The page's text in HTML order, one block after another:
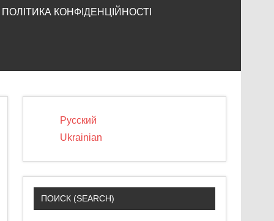
ПОЛІТИКА КОНФІДЕНЦІЙНОСТІ
Русский
Ukrainian
ПОИСК (SEARCH)